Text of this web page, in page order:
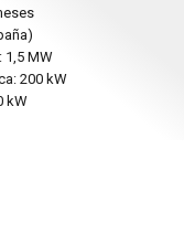
1,5 MW
200 kW
kW